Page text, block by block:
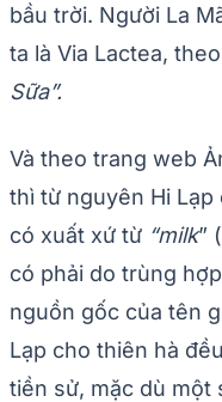
bầu trời. Người La
ta là Via Lactea,
Sữa”.
Và theo trang web
thì từ nguyên Hi Lạp
có xuất xứ từ “milk”
có phải do trùng
nguồn gốc của tên
Lạp cho thiên hà
tiền sử, mặc dù một